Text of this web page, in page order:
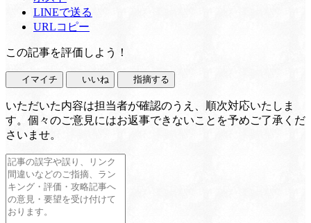
LINEで送る
URLコピー
この記事を評価しよう！
イマイチ いいね 指摘する
いただいた内容は担当者が確認のうえ、順次対応いたしま
す。個々のご意見にはお返事できないことを予めご了承くだ
さいませ。